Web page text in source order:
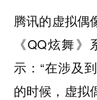
腾讯的虚拟偶
《QQ炫舞
示：“在涉及
的时候，虚拟